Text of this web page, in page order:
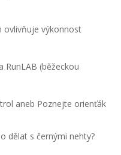
ovlivňuje výkonnost
RunLAB (běžeckou
aneb Poznejte orienťák
dělat s černými nehty?